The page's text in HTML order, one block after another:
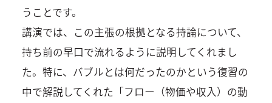
うことです。
講演では、この主張の根拠となる持論について、
持ち前の早口で流れるように説明してくれまし
た。特に、バブルとは何だったのかという復習の
中で解説してくれた「フロー（物価や収入）の動